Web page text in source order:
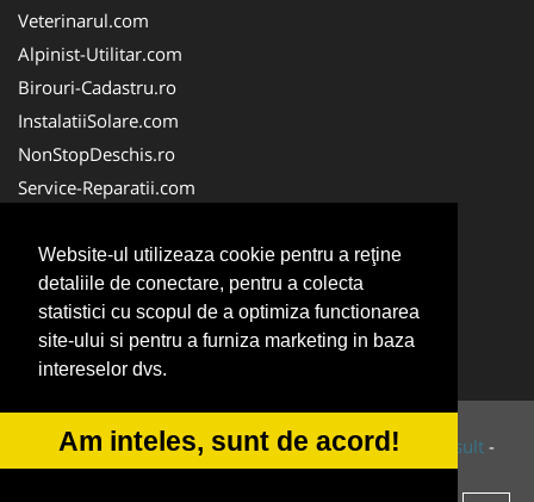
Website-ul utilizeaza cookie pentru a reţine
detaliile de conectare, pentru a colecta
statistici cu scopul de a optimiza functionarea
site-ului si pentru a furniza marketing in baza
intereselor dvs.
Am inteles, sunt de acord!
Veterinarul.com
Alpinist-Utilitar.com
Birouri-Cadastru.ro
InstalatiiSolare.com
NonStopDeschis.ro
Service-Reparatii.com
CuratareHota.com
FirmeTractariAuto.ro
SistemeFotovoltaice.com
TractariAsistentaRutiera.com
© 2014-2026 Powered byVilonMedia&Tokaido Consult -
ANPC SOL